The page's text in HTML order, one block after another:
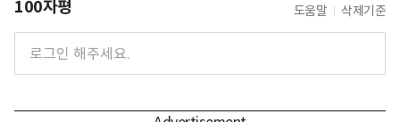
100자평 도움말 삭제기준